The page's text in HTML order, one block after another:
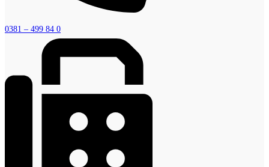
0381 – 499 84 0